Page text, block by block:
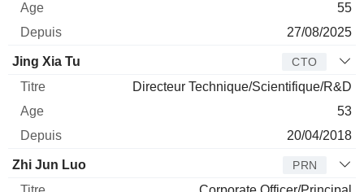
55
27/08/2025
Jing Xia Tu CTO
Directeur Technique/Scientifique/R&D
53
20/04/2018
Zhi Jun Luo PRN